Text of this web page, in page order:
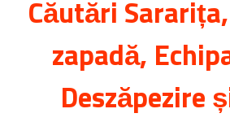
Căutări Sararița
zapadă,
Deszăpezire